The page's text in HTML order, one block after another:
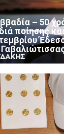
– 50
ποίησης